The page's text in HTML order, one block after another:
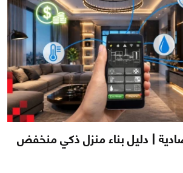
| دليل بناء منزل ذكي منخفض